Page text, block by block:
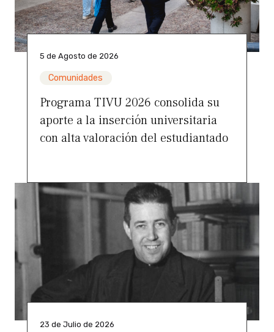
5 de Agosto de 2026
Comunidades
Programa TIVU 2026 consolida su
aporte a la inserción universitaria
con alta valoración del estudiantado
23 de Julio de 2026